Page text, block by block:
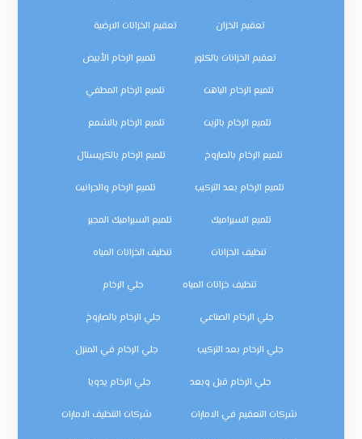
تعقيم الخزان تعقيم الخزانات الارضية
تعقيم الخزانات بالكلور تلميع الرخام الأبيض
تلميع الرخام الباهت تلميع الرخام المطفي
تلميع الرخام بالزيت تلميع الرخام بالشمع
تلميع الرخام بالصاروخ تلميع الرخام بالكريستال
تلميع الرخام بعد التركيب تلميع الرخام والجرانيت
تلميع السيراميك تلميع السيراميك المجير
تنظيف الخزانات تنظيف الخزانات المياه
تنظيف خزانات المياه جلي الرخام
جلي الرخام الصناعي جلي الرخام بالصاروخ
جلي الرخام بعد التركيب جلي الرخام في المنزل
جلي الرخام قبل وبعد جلي الرخام يدويا
شركات التعقيم في الامارات شركات التنظيف الامارات